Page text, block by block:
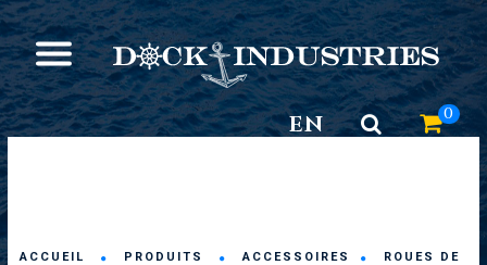
EN 0
ACCUEIL PRODUITS ACCESSOIRES
ROUES DE